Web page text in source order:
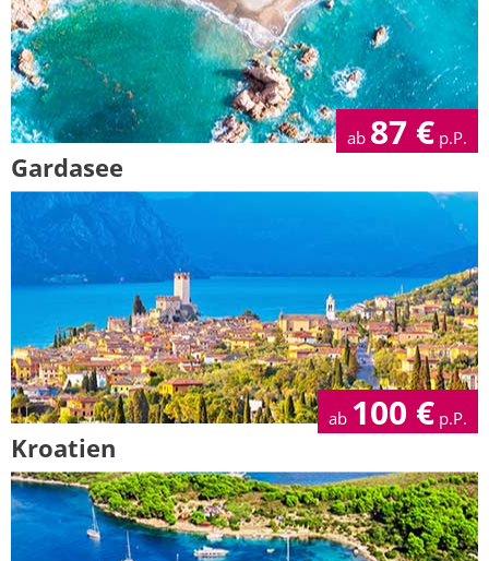
ab 87 € p.P.
Gardasee
ab 100 € p.P.
Kroatien